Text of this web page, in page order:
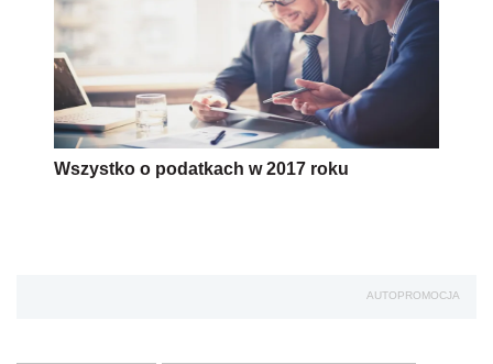
Wszystko o podatkach w 2017 roku
AUTOPROMOCJA